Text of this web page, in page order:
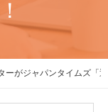
ーがジャパンタイムズ「